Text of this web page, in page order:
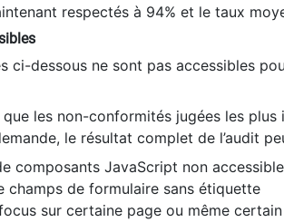
respectés à 94% et le taux
ci-dessous ne sont pas accessibles
les non-conformités jugées les
le résultat complet de l’audit
composants JavaScript non
champs de formulaire sans étiquette
sur certaine page ou même